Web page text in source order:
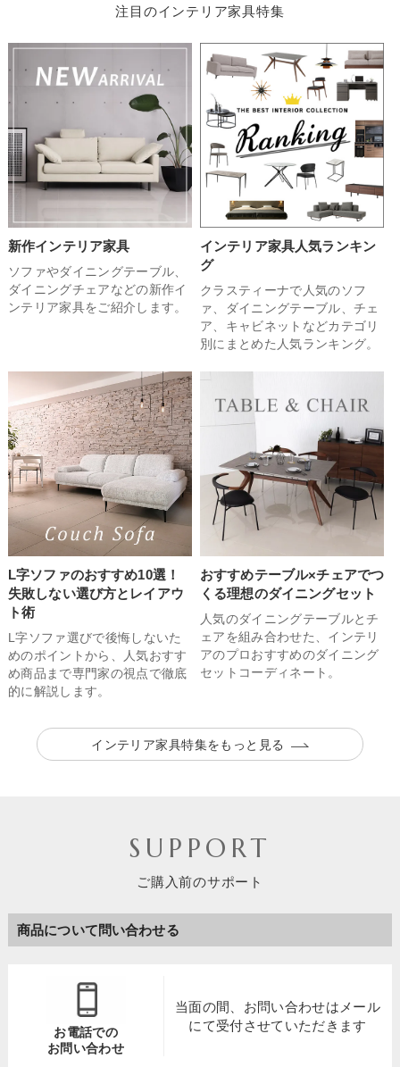
注目のインテリア家具特集
新作インテリア家具
ソファやダイニングテーブル、
ダイニングチェアなどの新作イ
ンテリア家具をご紹介します。
インテリア家具人気ランキン
グ
クラスティーナで人気のソフ
ァ、ダイニングテーブル、チェ
ア、キャビネットなどカテゴリ
別にまとめた人気ランキング。
L字ソファのおすすめ10選！
失敗しない選び方とレイアウ
ト術
L字ソファ選びで後悔しないた
めのポイントから、人気おすす
め商品まで専門家の視点で徹底
的に解説します。
おすすめテーブル×チェアでつ
くる理想のダイニングセット
人気のダイニングテーブルとチ
ェアを組み合わせた、インテリ
アのプロおすすめのダイニング
セットコーディネート。
インテリア家具特集をもっと見る
SUPPORT
ご購入前のサポート
商品について問い合わせる
お電話での
お問い合わせ
当面の間、お問い合わせは メール
にて受付させていただきます